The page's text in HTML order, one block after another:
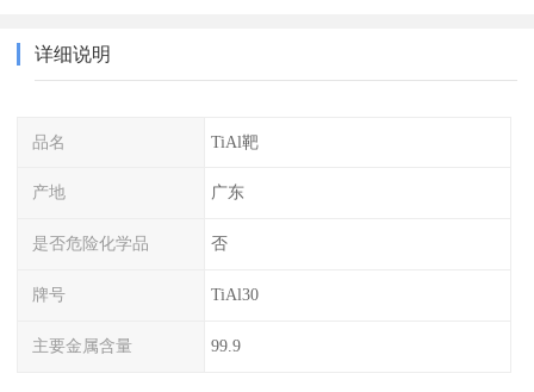
详细说明
品名 TiAl靶
产地 广东
是否危险化学品 否
牌号 TiAl30
主要金属含量 99.9